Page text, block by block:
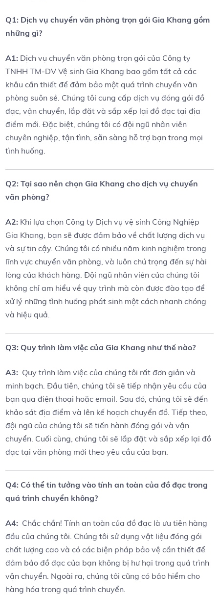
Q1: Dịch vụ ​chuyển ⁢văn phòng trọn ‌gói Gia Khang gồm ​
những gì?
A1: Dịch vụ chuyển văn phòng trọn​ gói của Công ty
TNHH TM-DV Vệ sinh Gia ‌Khang bao gồm tất cả các
khâu cần thiết để đảm bảo một quá trình ⁢chuyển văn
phòng suôn sẻ. ​Chúng tôi⁤ cung cấp dịch⁤ vụ đóng ‌gói đồ⁤
đạc, vận chuyển, lắp ‌đặt và sắp ‌xếp lại đồ đạc tại địa​
điểm mới. Đặc biệt, chúng tôi có đội ‍ngũ nhân ​viên
chuyên nghiệp, tận tình, sẵn sàng⁣ hỗ ⁤trợ bạn trong mọi
tình⁣ huống.
Q2: Tại sao nên chọn Gia Khang cho dịch vụ chuyển
văn phòng?
A2: Khi lựa chọn Công ty Dịch​ vụ vệ sinh Công Nghiệp
Gia⁢ Khang, bạn sẽ được đảm ⁢bảo về chất lượng dịch vụ
và sự‌ tin cậy. Chúng tôi có nhiều năm ​kinh nghiệm ‌trong
lĩnh vực chuyển văn phòng, và luôn chú trọng đến sự hài
lòng của ⁣khách hàng. Đội ngũ nhân viên của⁢ chúng ‍tôi
không chỉ am hiểu về quy trình mà còn được ​đào ⁢tạo để‌
xử lý những tình huống phát sinh một cách nhanh chóng
và ‌hiệu quả.
Q3: Quy trình làm việc của Gia Khang như thế nào?
A3: ⁣ Quy⁢ trình làm việc​ của chúng tôi rất đơn giản và
minh ⁢bạch. Đầu tiên, chúng tôi sẽ tiếp nhận yêu cầu của⁢
bạn qua‌ điện thoại hoặc email. Sau ⁤đó, chúng tôi sẽ đến⁢
khảo sát địa điểm và lên kế hoạch chuyển đồ. Tiếp theo,
đội ngũ của chúng tôi sẽ tiến​ hành đóng ‌gói và vận
chuyển. Cuối cùng, chúng tôi sẽ lắp đặt và ⁢sắp‍ xếp lại đồ
đạc tại văn phòng mới ​theo yêu cầu của bạn.
Q4: Có thể tin tưởng vào tính an toàn của đồ đạc trong
⁤quá trình⁢ chuyển không?
A4: ⁤ Chắc chắn! Tính an toàn của đồ đạc là ưu tiên ‌hàng
đầu của chúng tôi. Chúng tôi sử dụng vật⁤ liệu đóng gói
chất⁣ lượng cao và có các‍ biện pháp‌ bảo vệ⁤ cần ⁤thiết để
đảm bảo đồ đạc của bạn không bị hư hại trong quá trình
vận chuyển. Ngoài ra, chúng tôi cũng⁤ có⁤ bảo hiểm cho
hàng hóa trong quá trình chuyển.